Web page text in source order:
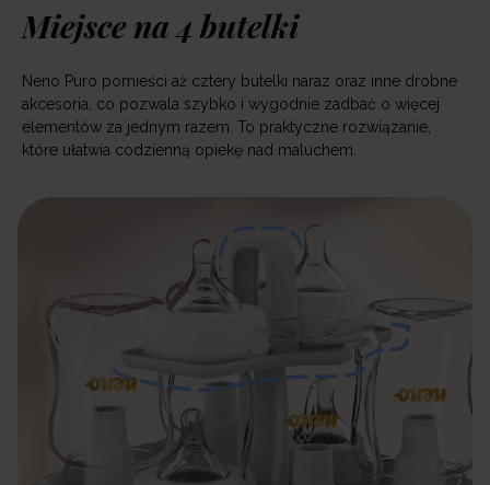
Miejsce na 4 butelki
Neno Puro pomieści aż cztery butelki naraz oraz inne drobne
akcesoria, co pozwala szybko i wygodnie zadbać o więcej
elementów za jednym razem. To praktyczne rozwiązanie,
które ułatwia codzienną opiekę nad maluchem.